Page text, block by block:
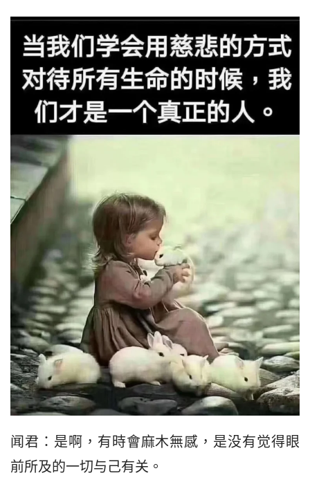
闻君：是啊，有時會麻木無感，是没有觉得眼
前所及的一切与己有关。